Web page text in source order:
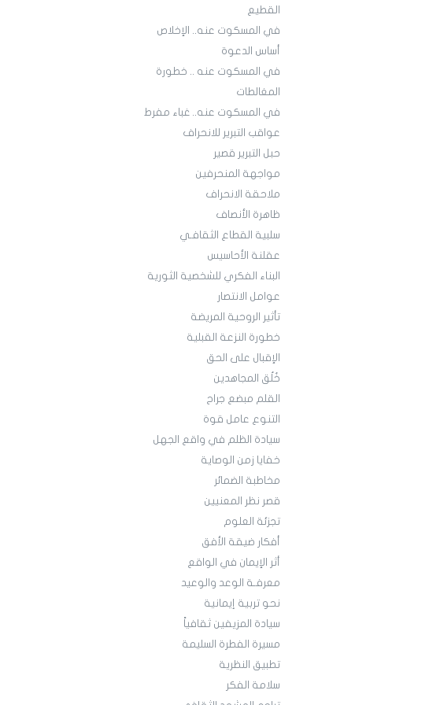
القطيع
في المسكوت عنه.. الإخلاص
أساس الدعوة
في المسكوت عنه .. خطورة
المغالطات
في المسكوت عنه.. غباء مفرط
عواقب التبرير للانحراف
حبل التبرير قصير
مواجهة المنحرفين
ملاحقة الانحراف
ظاهرة الأنصاف
سلبية القطاع الثقافـي
عقلنة الأحاسيس
البناء الفكري للشخصية الثورية
عوامل الانتصار
تأثير الروحية المريضة
خطورة النزعة القبلية
الإقبال على الحق
خُلُق المجاهدين
القلم مبضع جراح
التنوع عامل قوة
سيادة الظلم في واقع الجهل
خفايا زمن الوصاية
مخاطبة الضمائر
قصر نظر المعنيين
تجزئة العلوم
أفكار ضيقة الأفق
أثر الإيمان في الواقع
معرفـة الوعد والوعيد
نحو تربية إيمانية
سيادة المزيفين ثقافياً
مسيرة الفطرة السليمة
تطبيق النظرية
سلامة الفكر